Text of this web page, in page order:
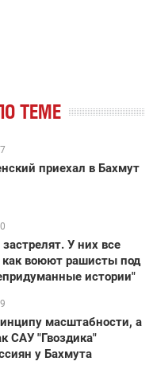
ТЕМЕ
приехал в Бахмут
У них все
как воюют рашисты под
истории"
масштабности, а
САУ "Гвоздика"
у Бахмута